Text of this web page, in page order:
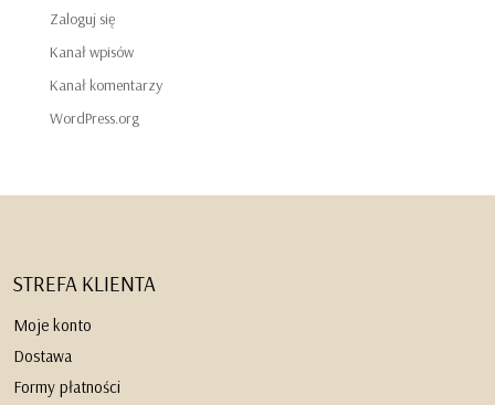
Zaloguj się
Kanał wpisów
Kanał komentarzy
WordPress.org
STREFA KLIENTA
Moje konto
Dostawa
Formy płatności